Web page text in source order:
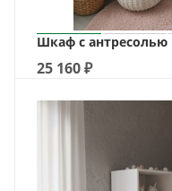
Шкаф с
25 160₽